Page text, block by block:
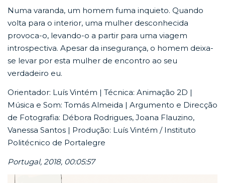
Numa varanda, um homem fuma inquieto. Quando
volta para o interior, uma mulher desconhecida
provoca-o, levando-o a partir para uma viagem
introspectiva. Apesar da insegurança, o homem deixa-
se levar por esta mulher de encontro ao seu
verdadeiro eu.
Orientador: Luís Vintém | Técnica: Animação 2D |
Música e Som: Tomás Almeida | Argumento e Direcção
de Fotografia: Débora Rodrigues, Joana Flauzino,
Vanessa Santos | Produção: Luís Vintém / Instituto
Politécnico de Portalegre
Portugal, 2018, 00:05:57